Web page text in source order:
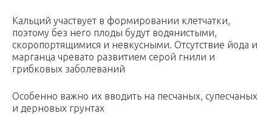
Кальций участвует в формировании клетчатки,
поэтому без него плоды будут водянистыми,
скоропортящимися и невкусными. Отсутствие йода и
марганца чревато развитием серой гнили и
грибковых заболеваний
Особенно важно их вводить на песчаных, супесчаных
и дерновых грунтах